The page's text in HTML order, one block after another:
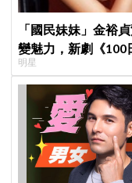
「國民妹妹」金裕
變魅力，新劇《100
明星